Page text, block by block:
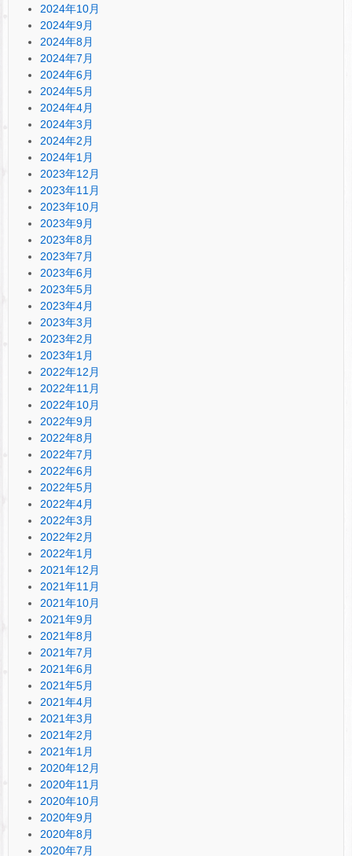
2024年10月
2024年9月
2024年8月
2024年7月
2024年6月
2024年5月
2024年4月
2024年3月
2024年2月
2024年1月
2023年12月
2023年11月
2023年10月
2023年9月
2023年8月
2023年7月
2023年6月
2023年5月
2023年4月
2023年3月
2023年2月
2023年1月
2022年12月
2022年11月
2022年10月
2022年9月
2022年8月
2022年7月
2022年6月
2022年5月
2022年4月
2022年3月
2022年2月
2022年1月
2021年12月
2021年11月
2021年10月
2021年9月
2021年8月
2021年7月
2021年6月
2021年5月
2021年4月
2021年3月
2021年2月
2021年1月
2020年12月
2020年11月
2020年10月
2020年9月
2020年8月
2020年7月